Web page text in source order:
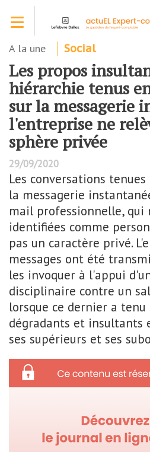
contenu
A la une Social
Les propos
hiérarchie tenus
sur la messagerie
l'entreprise ne
sphère privée
29/09/2020
Les conversations
la messagerie
mail professionnelle, qui
identifiées comme
pas un caractère privé.
messages ont été
les invoquer à l'appui
disciplinaire contre un
lorsque ce dernier a tenu
dégradants et insultants
ses supérieurs et ses